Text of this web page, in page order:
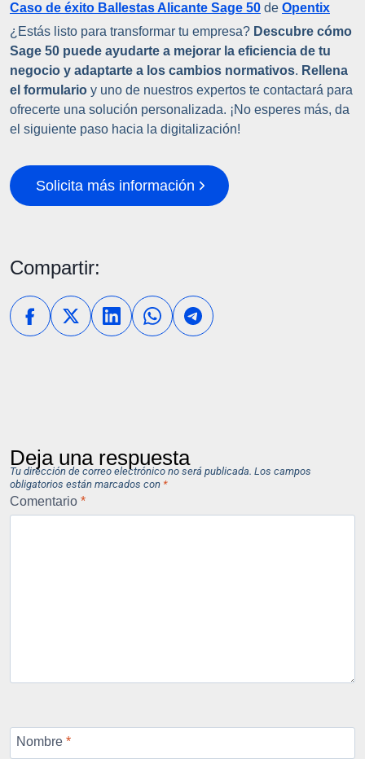
Caso de éxito Ballestas Alicante Sage 50 de Opentix
¿Estás listo para transformar tu empresa? Descubre cómo
Sage 50 puede ayudarte a mejorar la eficiencia de tu
negocio y adaptarte a los cambios normativos. Rellena
el formulario y uno de nuestros expertos te contactará para
ofrecerte una solución personalizada. ¡No esperes más, da
el siguiente paso hacia la digitalización!
Solicita más información
Compartir:
Deja una respuesta
Tu dirección de correo electrónico no será publicada. Los campos
obligatorios están marcados con *
Comentario *
Nombre *